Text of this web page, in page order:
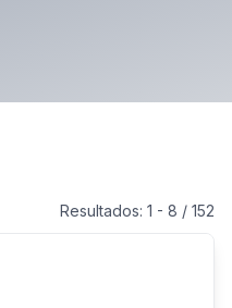
Resultados: 1 - 8 / 152